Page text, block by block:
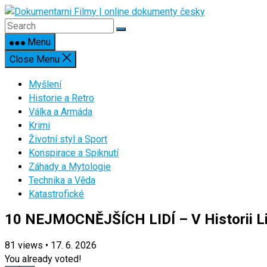
Skip
to
contentMenu
Close Menu
Myšlení
Historie a Retro
Válka a Armáda
Krimi
Životní styl a Sport
Konspirace a Spiknutí
Záhady a Mytologie
Technika a Věda
Katastrofické
10 NEJMOCNĚJŠÍCH LIDÍ – V Historii
81 views • 17. 6. 2026
You already voted!